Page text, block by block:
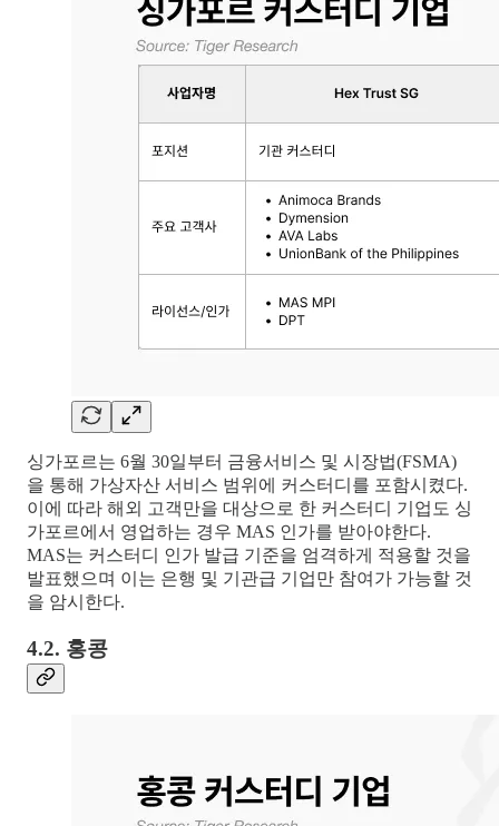
싱가포르는 6월 30일부터 금융서비스 및 시장법(FSMA)
을 통해 가상자산 서비스 범위에 커스터디를 포함시켰다.
이에 따라 해외 고객만을 대상으로 한 커스터디 기업도 싱
가포르에서 영업하는 경우 MAS 인가를 받아야한다.
MAS는 커스터디 인가 발급 기준을 엄격하게 적용할 것을
발표했으며 이는 은행 및 기관급 기업만 참여가 가능할 것
을 암시한다.
4.2. 홍콩